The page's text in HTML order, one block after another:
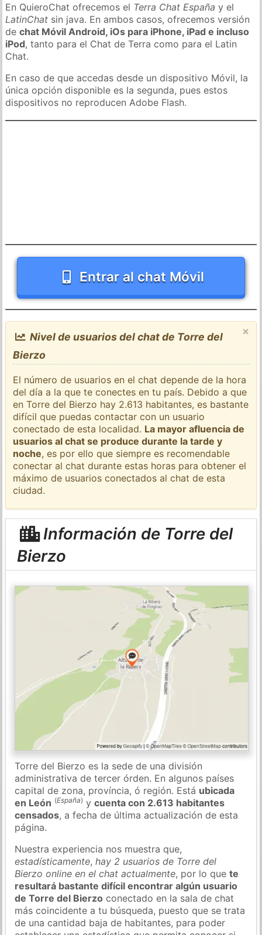
En QuieroChat ofrecemos el Terra Chat España y el
LatinChat sin java. En ambos casos, ofrecemos versión
dechat Móvil Android, iOs para iPhone, iPad e incluso
iPod, tanto para el Chat de Terra como para el Latin
Chat.
En caso de que accedas desde un dispositivo Móvil, la
única opción disponible es la segunda, pues estos
dispositivos no reproducen Adobe Flash.
Entrar al chat Móvil
×
Nivel de usuarios del chat de Torre del
Bierzo
El número de usuarios en el chat depende de la hora
del día a la que te conectes en tu país. Debido a que
en Torre del Bierzo hay 2.613 habitantes, es bastante
difícil que puedas contactar con un usuario
conectado de esta localidad. La mayor afluencia de
usuarios al chat se produce durante la tarde y
noche, es por ello que siempre es recomendable
conectar al chat durante estas horas para obtener el
máximo de usuarios conectados al chat de esta
ciudad.
Información de Torre del
Bierzo
Torre del Bierzo es la sede de una división
administrativa de tercer órden. En algunos países
capital de zona, província, ó región. Está ubicada
en León (España) ycuenta con 2.613 habitantes
censados, a fecha de última actualización de esta
página.
Nuestra experiencia nos muestra que,
estadísticamente,hay 2 usuarios de Torre del
Bierzo online en el chat actualmente, por lo quete
resultará bastante difícil encontrar algún usuario
de Torre del Bierzo conectado en la sala de chat
más coincidente a tu búsqueda, puesto que se trata
de una cantidad baja de habitantes, para poder